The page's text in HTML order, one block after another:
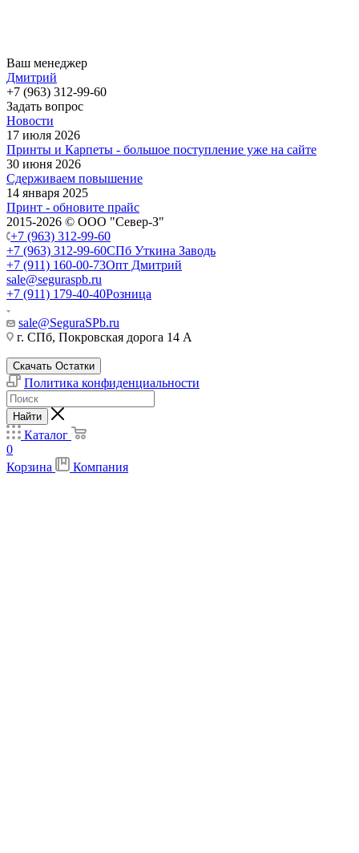
Ваш менеджер
Дмитрий
+7 (963) 312-99-60
Задать вопрос
Новости
17 июля 2026
Принты и Карпеты - большое поступление уже на сайте
30 июня 2026
Сдерживаем повышение
14 января 2025
Принт - обновите прайс
2015-2026 © ООО "Север-З"
+7 (963) 312-99-60
+7 (963) 312-99-60СПб Уткина Заводь
+7 (911) 160-00-73Опт Дмитрий
sale@seguraspb.ru
+7 (911) 179-40-40Розница
sale@SeguraSPb.ru
г. СПб, Покровская дорога 14 А
Скачать Остатки
Политика конфиденциальности
Найти
Каталог
0
Корзина
Компания